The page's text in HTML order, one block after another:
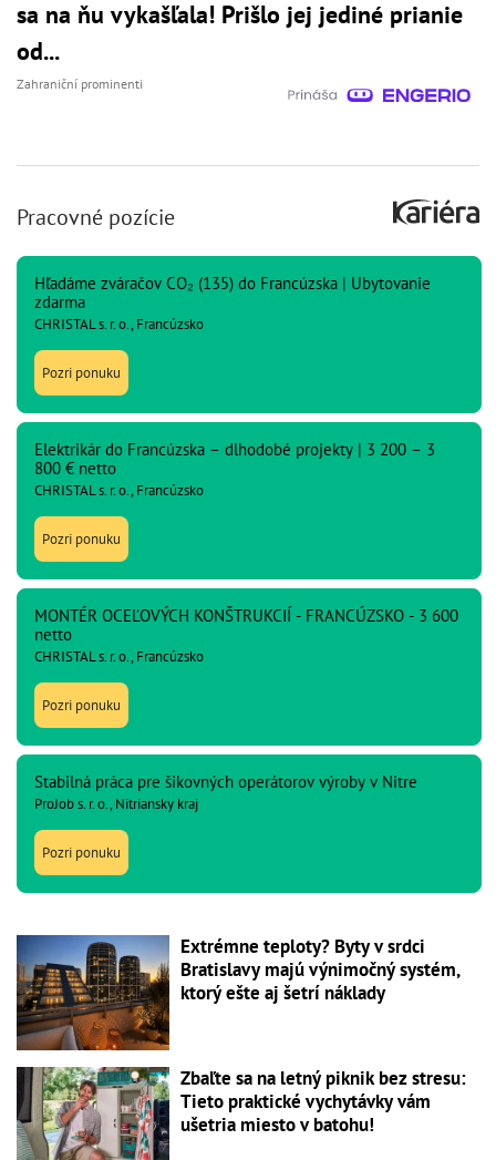
sa na ňu vykašľala! Prišlo jej jediné prianie
od...
Zahraniční prominenti
Pracovné pozície
Hľadáme zváračov CO₂ (135) do Francúzska | Ubytovanie
zdarma
CHRISTAL s. r. o., Francúzsko
Pozri ponuku
Elektrikár do Francúzska – dlhodobé projekty | 3 200 – 3
800 € netto
CHRISTAL s. r. o., Francúzsko
Pozri ponuku
MONTÉR OCEĽOVÝCH KONŠTRUKCIÍ - FRANCÚZSKO - 3 600
netto
CHRISTAL s. r. o., Francúzsko
Pozri ponuku
Stabilná práca pre šikovných operátorov výroby v Nitre
ProJob s. r. o., Nitriansky kraj
Pozri ponuku
Extrémne teploty? Byty v srdci
Bratislavy majú výnimočný systém,
ktorý ešte aj šetrí náklady
Zbaľte sa na letný piknik bez stresu:
Tieto praktické vychytávky vám
ušetria miesto v batohu!